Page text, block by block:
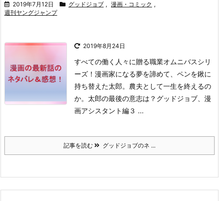
2019年7月12日 グッドジョブ , 漫画・コミック ,
週刊ヤングジャンプ
2019年8月24日
すべての働く人々に贈る職業オムニバスシリ
ーズ！ 漫画家になる夢を諦めて、ペンを鍬に
持ち替えた太郎。 農夫として一生を終えるの
か。 太郎の最後の意志は？ グッドジョブ、漫
画アシスタント編３ ...
記事を読む グッドジョブのネ ...